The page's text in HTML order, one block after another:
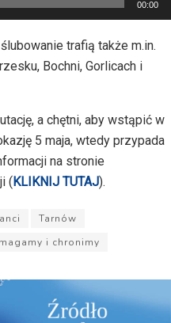
00:00
trafią także m.in.
Bochni, Gorlicach i
a chętni, aby wstąpić w
5 maja, wtedy przypada
na stronie
( KLIKNIJ TUTAJ).
Tarnów
i chronimy